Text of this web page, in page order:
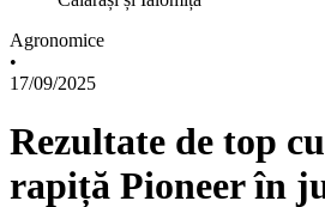
Agronomice
•
17/09/2025
Rezultate de top
rapiță Pioneer în